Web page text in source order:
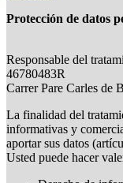
Protección de datos
Responsable del
46780483R
Carrer Pare Carles de
La finalidad del
informativas y
aportar sus datos
Usted puede hacer